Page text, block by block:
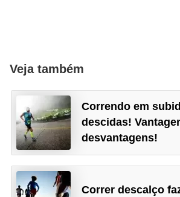
Veja também
Correndo em
descidas!
desvantagens!
Correr descalço